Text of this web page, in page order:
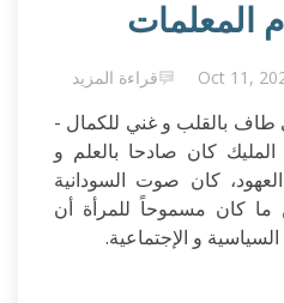
المعلمات
Oct 11, قراءة المزيد
بالقلب و غني للكمال -
كان صادحا بالعلم و
كان صوت السودانية
ما كان مسموحاً للمرأة أن
و الإجتماعية.